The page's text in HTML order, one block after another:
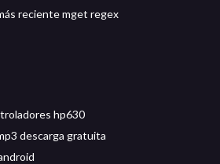
reciente mget regex
hp630
descarga gratuita